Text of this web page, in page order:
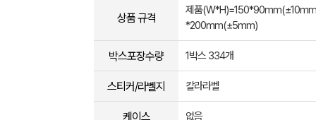
상품 규격
제품
*200mm(±5mm)
박스포장수량 1박스 334개
스티커/라벨지 칼라라벨
케이스 없음